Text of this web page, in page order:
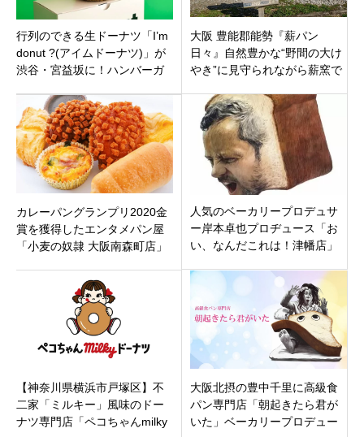
行列のできる生ドーナツ「I’m
donut ?(アイムドーナツ)」が
渋谷・宮益坂に！ハンバーガ
大阪 豊能郡能勢『薪パン
日々』自然豊かな“野間の大け
やき”に見守られながら薪窯で
麦のオーガニックなベーカリ
ー
カレーパングランプリ2020金
賞を獲得したエンタメパン屋
「小麦の奴隷 大阪南森町店」
すぐに8月17日オープン
人気のベーカリープロデュサ
ー岸本卓也プロヂュース「お
い、なんだこれは！津幡店」
【神奈川県横浜市戸塚区】不
二家「ミルキー」風味のドー
ナツ専門店「ペコちゃんmilky
大阪北摂の豊中千里に高級食
パン専門店「朝起きたら君が
いた」ベーカリープロデュー